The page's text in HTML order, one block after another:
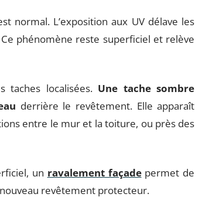
normal. L’exposition aux UV délave les
phénomène reste superficiel et relève
taches localisées. Une tache sombre
derrière le revêtement. Elle apparaît
entre le mur et la toiture, ou près des
un ravalement façadepermet de
revêtement protecteur.